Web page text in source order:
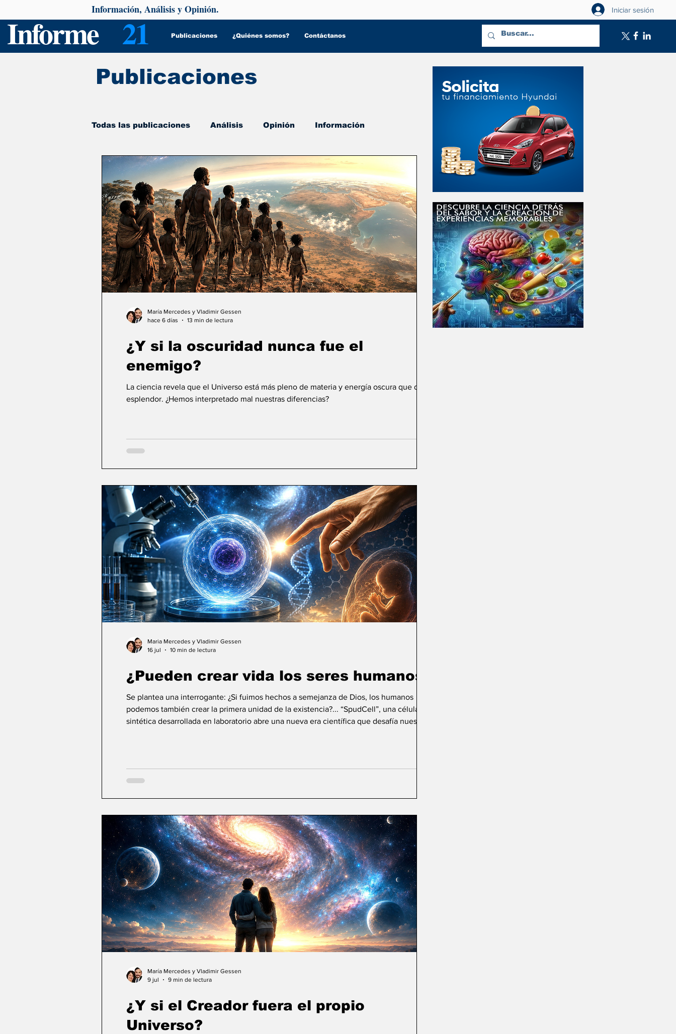
Informe 21 Publicaciones ¿Quiénes somos? Contáctanos
Información, Análisis y Opinión. Iniciar sesión
Todas las publicaciones Análisis Opinión Información
De interés Psicología y Salud
¿Y si la oscuridad nunca fue el
enemigo?
La ciencia revela que el Universo está más pleno de materia y energía oscura que de
esplendor. ¿Hemos interpretado mal nuestras diferencias?
María Mercedes y Vladimir Gessen
hace 6 días
13 min de lectura
¿Pueden crear vida los seres humanos?
Se plantea una interrogante: ¿Si fuimos hechos a semejanza de Dios, los humanos
podemos también crear la primera unidad de la existencia?... “SpudCell”, una célula
sintética desarrollada en laboratorio abre una nueva era científica que desafía nuestras
Maria Mercedes y Vladimir Gessen
16 jul
10 min de lectura
¿Y si el Creador fuera el propio
Universo?
María Mercedes y Vladimir Gessen
9 jul
9 min de lectura
Publicaciones